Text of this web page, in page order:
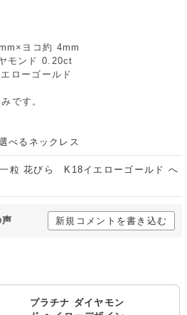
ヨコ約 4mm
モンド 0.20ct
ローゴールド
です。
べるネックレス
粒 花びら K18イエローゴールド へ
新規コメントを書き込む
プラチナ ダイヤモン